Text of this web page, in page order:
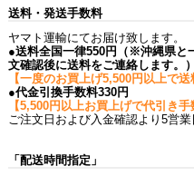
送料・発送手数料
ヤマト運輸にてお届け致します。
●送料全国一律550円（※沖縄県と
文確認後に送料をご連絡します。）
【一度のお買上げ5,500円以上で送
●代金引換手数料330円
【5,500円以上お買上げで代引き手
ご注文日および入金確認より5営業
「配送時間指定」